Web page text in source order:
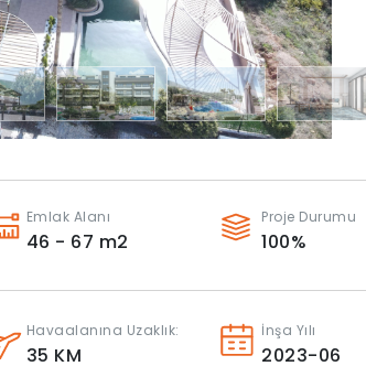
Emlak Alanı
46 - 67 m2
Proje Durumu
100%
Havaalanına Uzaklık:
35 KM
İnşa Yılı
2023-06